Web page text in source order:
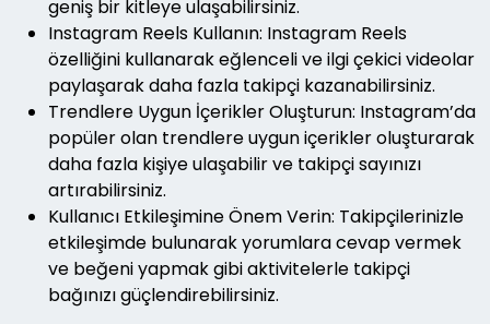
geniş bir kitleye ulaşabilirsiniz.
Instagram Reels Kullanın: Instagram Reels
özelliğini kullanarak eğlenceli ve ilgi çekici videolar
paylaşarak daha fazla takipçi kazanabilirsiniz.
Trendlere Uygun İçerikler Oluşturun: Instagram’da
popüler olan trendlere uygun içerikler oluşturarak
daha fazla kişiye ulaşabilir ve takipçi sayınızı
artırabilirsiniz.
Kullanıcı Etkileşimine Önem Verin: Takipçilerinizle
etkileşimde bulunarak yorumlara cevap vermek
ve beğeni yapmak gibi aktivitelerle takipçi
bağınızı güçlendirebilirsiniz.